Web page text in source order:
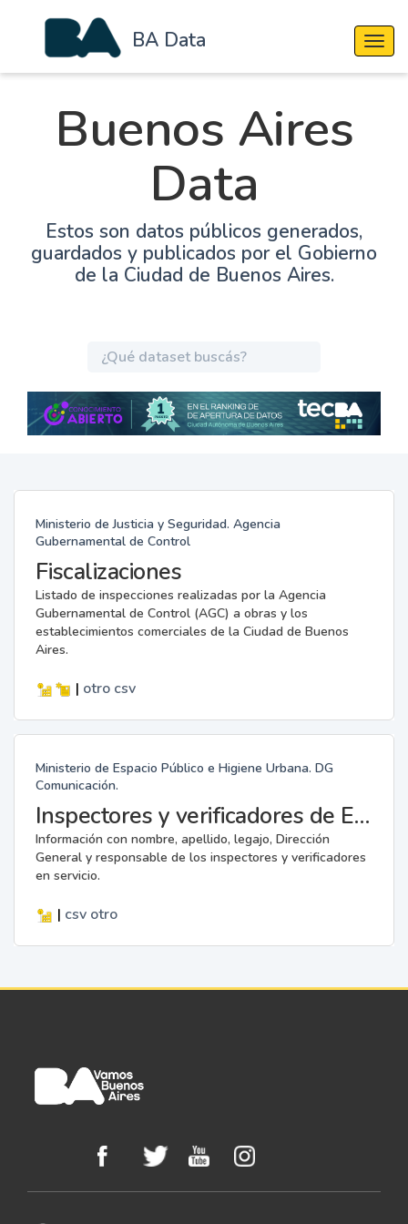
BA Data
Buenos Aires
Data
Estos son datos públicos generados,
guardados y publicados por el Gobierno
de la Ciudad de Buenos Aires.
Ministerio de Justicia y Seguridad. Agencia
Gubernamental de Control
Fiscalizaciones
Listado de inspecciones realizadas por la Agencia
Gubernamental de Control (AGC) a obras y los
establecimientos comerciales de la Ciudad de Buenos
Aires.
| otro csv
Ministerio de Espacio Público e Higiene Urbana. DG
Comunicación.
Inspectores y verificadores de Espacio Público e Higiene Urbana
Información con nombre, apellido, legajo, Dirección
General y responsable de los inspectores y verificadores
en servicio.
| csv otro